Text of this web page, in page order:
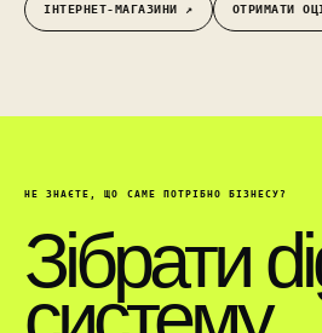
ІНТЕРНЕТ-МАГАЗИНИ ↗︎ ОТРИМАТИ
НЕ ЗНАЄТЕ, ЩО САМЕ ПОТРІБНО БІЗНЕСУ?
Зібрати